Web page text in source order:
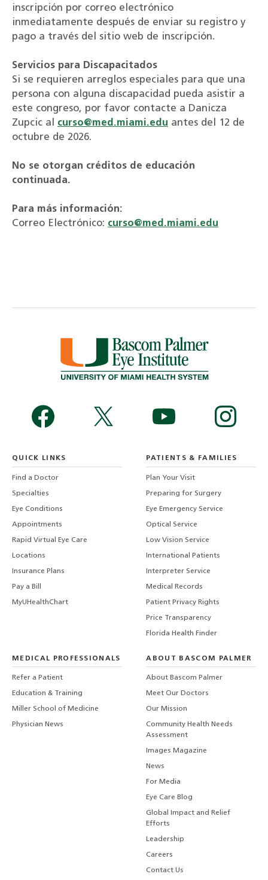
inscripción por correo electrónico
inmediatamente después de enviar su registro y
pago a través del sitio web de inscripción.
Servicios para Discapacitados
Si se requieren arreglos especiales para que una
persona con alguna discapacidad pueda asistir a
este congreso, por favor contacte a Danicza
Zupcic al curso@med.miami.edu antes del 12 de
octubre de 2026.
No se otorgan créditos de educación
continuada.
Para más información:
Correo Electrónico: curso@med.miami.edu
QUICK LINKS
Find a Doctor
Specialties
Eye Conditions
Appointments
Rapid Virtual Eye Care
Locations
Insurance Plans
Pay a Bill
MyUHealthChart
PATIENTS & FAMILIES
Plan Your Visit
Preparing for Surgery
Eye Emergency Service
Optical Service
Low Vision Service
International Patients
Interpreter Service
Medical Records
Patient Privacy Rights
Price Transparency
Florida Health Finder
MEDICAL PROFESSIONALS
Refer a Patient
Education & Training
Miller School of Medicine
Physician News
ABOUT BASCOM PALMER
About Bascom Palmer
Meet Our Doctors
Our Mission
Community Health Needs
Assessment
Images Magazine
News
For Media
Eye Care Blog
Global Impact and Relief
Efforts
Leadership
Careers
Contact Us